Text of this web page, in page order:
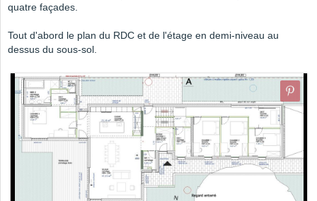
quatre façades.
Tout d'abord le plan du RDC et de l'étage en demi-niveau au
dessus du sous-sol.